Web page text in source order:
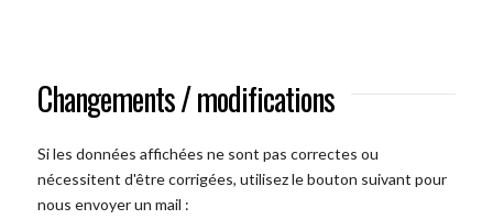
Changements / modifications
Si les données affichées ne sont pas correctes ou
nécessitent d'être corrigées, utilisez le bouton suivant pour
nous envoyer un mail :